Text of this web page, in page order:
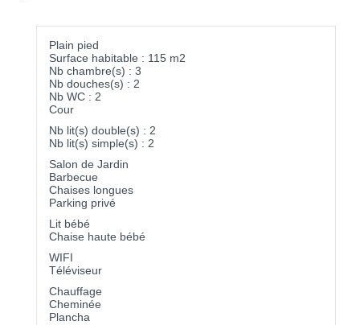
Plain pied
Surface habitable : 115 m2
Nb chambre(s) : 3
Nb douches(s) : 2
Nb WC : 2
Cour
Nb lit(s) double(s) : 2
Nb lit(s) simple(s) : 2
Salon de Jardin
Barbecue
Chaises longues
Parking privé
Lit bébé
Chaise haute bébé
WIFI
Téléviseur
Chauffage
Cheminée
Plancha